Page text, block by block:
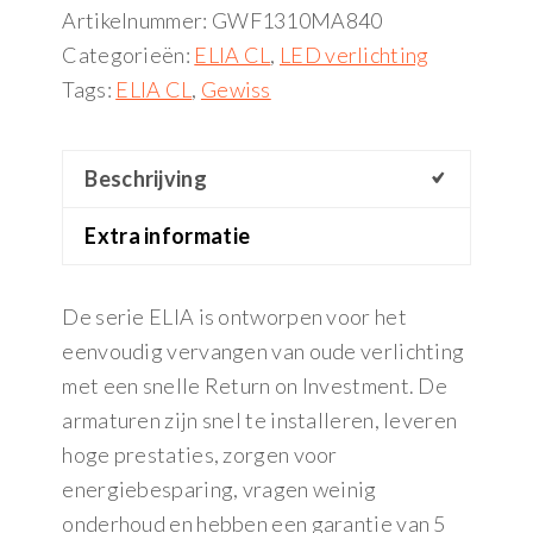
Artikelnummer: GWF1310MA840
Categorieën: ELIA CL , LED verlichting
Tags: ELIA CL , Gewiss
Beschrijving
Extra informatie
De serie ELIA is ontworpen voor het
eenvoudig vervangen van oude verlichting
met een snelle Return on Investment. De
armaturen zijn snel te installeren, leveren
hoge prestaties, zorgen voor
energiebesparing, vragen weinig
onderhoud en hebben een garantie van 5